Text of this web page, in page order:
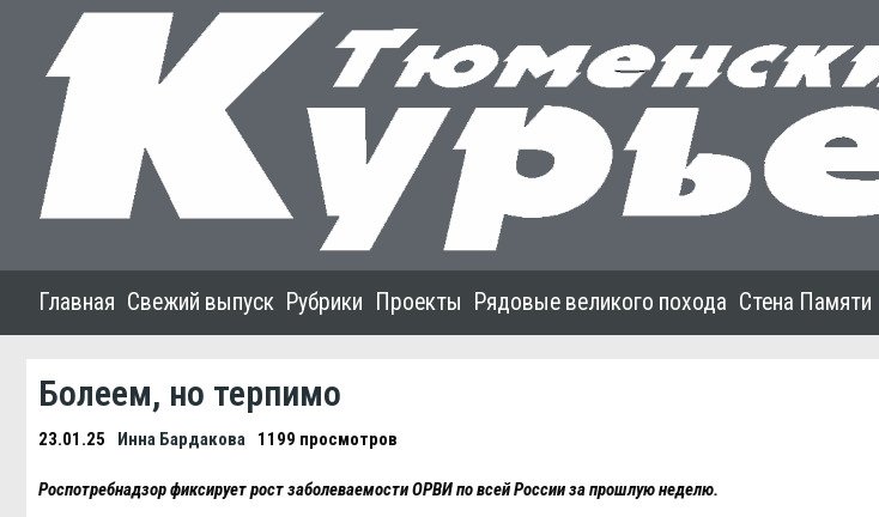
Главная Свежий выпуск Рубрики Проекты Рядовые великого похода Стена Памяти
Болеем, но терпимо
23.01.25 Инна Бардакова 1199 просмотров
Роспотребнадзор фиксирует рост заболеваемости ОРВИ по всей России за прошлую неделю.